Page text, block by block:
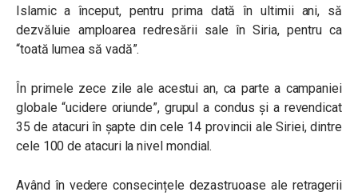
Islamic a început, pentru prima dată în ultimii ani, să
dezvăluie amploarea redresării sale în Siria, pentru ca
“toată lumea să vadă”.
În primele zece zile ale acestui an, ca parte a campaniei
globale “ucidere oriunde”, grupul a condus și a revendicat
35 de atacuri în șapte din cele 14 provincii ale Siriei, dintre
cele 100 de atacuri la nivel mondial.
Având în vedere consecințele dezastruoase ale retragerii